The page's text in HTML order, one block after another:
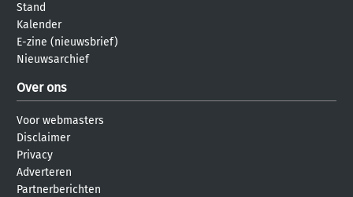
Stand
Kalender
E-zine (nieuwsbrief)
Nieuwsarchief
Over ons
Voor webmasters
Disclaimer
Privacy
Adverteren
Partnerberichten